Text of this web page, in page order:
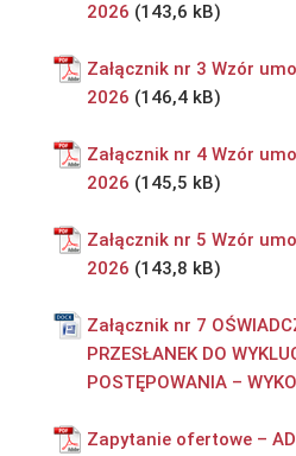
2026
Załącznik nr 3 Wzór
2026
Załącznik nr 4 Wzór
2026
Załącznik nr 5 Wzór
2026
Załącznik nr 7
PRZESŁANEK DO
POSTĘPOWANIA –
Zapytanie ofertowe –